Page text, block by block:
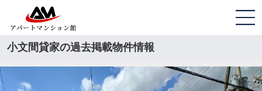
小文間貸家の過去掲載物件情報